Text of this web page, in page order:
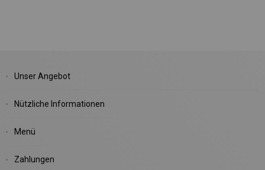
Unser Angebot
Nützliche Informationen
Menü
Zahlungen